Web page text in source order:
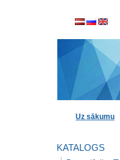
Uz sākumu
KATALOGS